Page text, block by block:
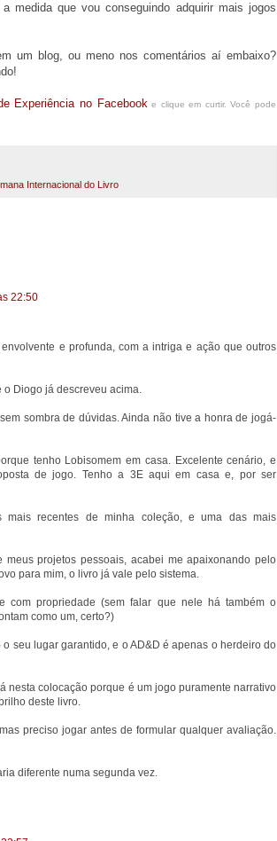
medida que vou conseguindo adquirir mais jogos
um blog, ou meno nos comentários aí embaixo?
Experiência no Facebooke clique em curtir. Você pode
Internacional do Livro
22:50
e profunda, com a intriga e ação que outros
Diogo já descreveu acima.
sombra de dúvidas. Ainda não tive a honra de jogá-
tenho Lobisomem em casa. Excelente cenário, e
de jogo. Tenho a 3E aqui em casa e, por ser
recentes de minha coleção, e uma das mais
projetos pessoais, acabei me apaixonando pelo
para mim, o livro já vale pelo sistema.
com propriedade (sem falar que nele há também o
como um, certo?)
seu lugar garantido, e o AD&D é apenas o herdeiro do
nesta colocação porque é um jogo puramente narrativo
deste livro.
preciso jogar antes de formular qualquer avaliação.
diferente numa segunda vez.